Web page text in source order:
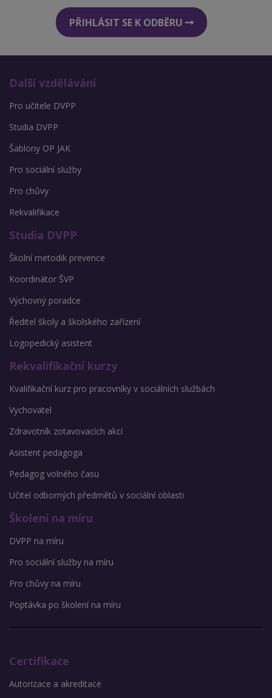
PŘIHLÁSIT SE K ODBĚRU
Další vzdělávání
Pro učitele DVPP
Studia DVPP
Šablony OP JAK
Pro sociální služby
Pro chůvy
Rekvalifikace
Studia DVPP
Školní metodik prevence
Koordinátor ŠVP
Výchovný poradce
Ředitel školy a školského zařízení
Logopedický asistent
Rekvalifikační kurzy
Kvalifikační kurz pro pracovníky v sociálních službách
Vychovatel
Zdravotník zotavovacích akcí
Asistent pedagoga
Pedagog volného času
Učitel odborných předmětů v sociální oblasti
Školení na míru
DVPP na míru
Pro sociální služby na míru
Pro chůvy na míru
Poptávka po školení na míru
Certifikace
Autorizace a akreditace